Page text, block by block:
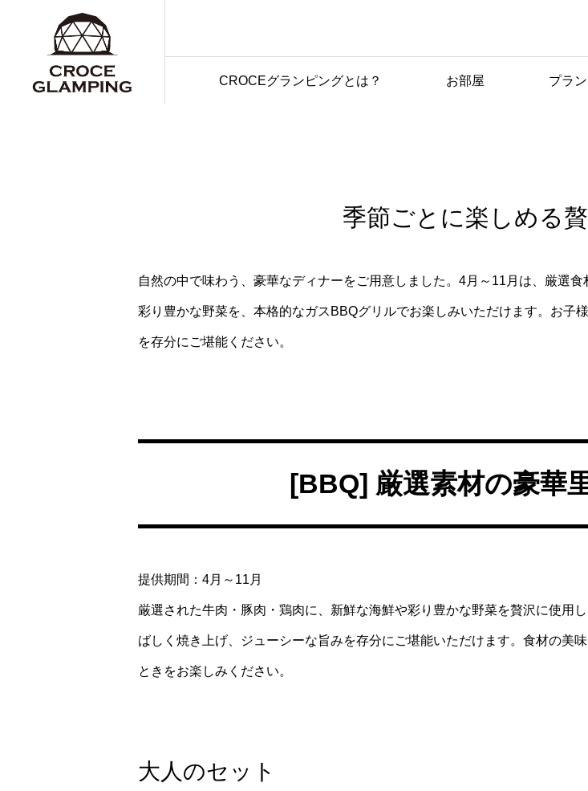
CROCEグランピングとは？ お部屋 プラン
季節ごとに楽しめる
自然の中で味わう、豪華なディナーをご用意しました。4月～11月は、厳選
彩り豊かな野菜を、本格的なガスBBQグリルでお楽しみいただけます。お子
を存分にご堪能ください。
[BBQ] 厳選素材の豪華
提供期間：4月～11月
厳選された牛肉・豚肉・鶏肉に、新鮮な海鮮や彩り豊かな野菜を贅沢に使用
ばしく焼き上げ、ジューシーな旨みを存分にご堪能いただけます。食材の美
ときをお楽しみください。
大人のセット